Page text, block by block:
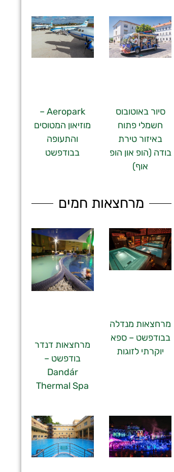
סיור באוטובוס
חשמלי פתוח
באיזור טירת
בודה (הופ און הופ
אוף)
Aeropark –
מוזיאון המטוסים
והתעופה
בבודפשט
מרחצאות חמים
מרחצאות מנדלה
בבודפשט – ספא
יוקרתי לזוגות
מרחצאות דנדר
בודפשט –
Dandár
Thermal Spa